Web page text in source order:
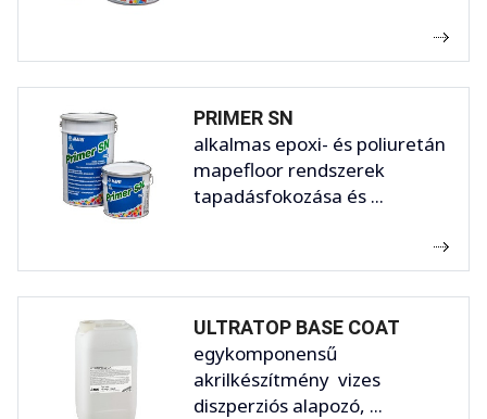
PRIMER SN
alkalmas epoxi- és poliuretán
mapefloor rendszerek
tapadásfokozása és ...
ULTRATOP BASE COAT
egykomponensű
akrilkészítmény vizes
diszperziós alapozó, ...